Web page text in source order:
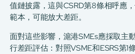
值鏈披露，這與CSRD第8條相呼應
範本，可能放大差距。
面對這些影響，滬港SMEs應採取主
行差距評估：對照VSME和ESRS第1